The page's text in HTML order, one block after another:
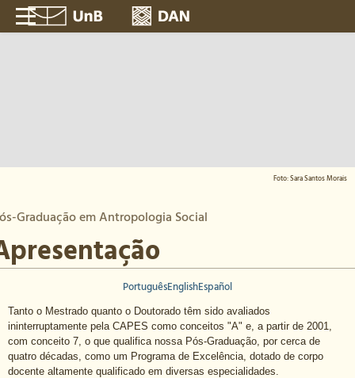
Foto: Sara Santos Morais
Graduação em Antropologia Social
PortuguêsEnglishEspañol
Tanto o Mestrado quanto o Doutorado têm sido avaliados
ininterruptamente pela CAPES como conceitos "A" e, a partir de 2001,
com conceito 7, o que qualifica nossa Pós-Graduação, por cerca de
quatro décadas, como um Programa de Excelência, dotado de corpo
docente altamente qualificado em diversas especialidades.